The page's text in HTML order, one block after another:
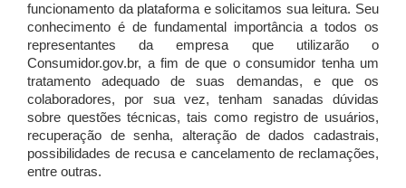
funcionamento da plataforma e solicitamos sua leitura. Seu
conhecimento é de fundamental importância a todos os
representantes da empresa que utilizarão o
Consumidor.gov.br, a fim de que o consumidor tenha um
tratamento adequado de suas demandas, e que os
colaboradores, por sua vez, tenham sanadas dúvidas
sobre questões técnicas, tais como registro de usuários,
recuperação de senha, alteração de dados cadastrais,
possibilidades de recusa e cancelamento de reclamações,
entre outras.